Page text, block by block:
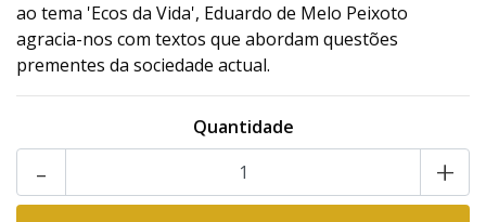
ao tema 'Ecos da Vida', Eduardo de Melo Peixoto
agracia-nos com textos que abordam questões
prementes da sociedade actual.
Quantidade
+
-